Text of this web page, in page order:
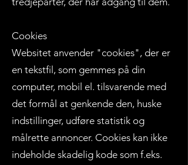
Cookies
Websitet anvender "cookies", der er
en tekstfil, som gemmes på din
computer, mobil el. tilsvarende med
det formål at genkende den, huske
indstillinger, udføre statistik og
målrette annoncer. Cookies kan ikke
indeholde skadelig kode som f.eks.